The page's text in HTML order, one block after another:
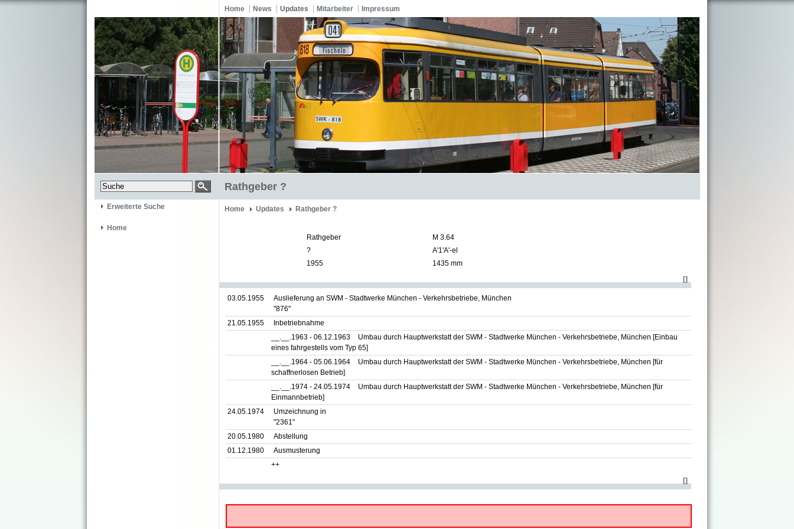
Home News Updates Mitarbeiter Impressum
Rathgeber ?
Erweiterte Suche
Home
Home Updates Rathgeber ?
Rathgeber
M 3.64
?
A'1'A'-el
1955
1435 mm
[]
03.05.1955
Auslieferung an SWM - Stadtwerke München - Verkehrsbetriebe, München
"876"
21.05.1955
Inbetriebnahme
__.__.1963 - 06.12.1963
Umbau durch Hauptwerkstatt der SWM - Stadtwerke München - Verkehrsbetriebe, München [Einbau
eines fahrgestells vom Typ 65]
__.__.1964 - 05.06.1964
Umbau durch Hauptwerkstatt der SWM - Stadtwerke München - Verkehrsbetriebe, München [für
schaffnerlosen Betrieb]
__.__.1974 - 24.05.1974
Umbau durch Hauptwerkstatt der SWM - Stadtwerke München - Verkehrsbetriebe, München [für
Einmannbetrieb]
24.05.1974
Umzeichnung in
"2361"
20.05.1980
Abstellung
01.12.1980
Ausmusterung
++
[]